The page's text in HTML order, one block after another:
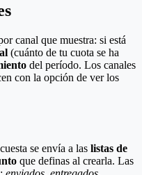
canal que muestra: si está
(cuánto de tu cuota se ha
del período. Los canales
con la opción de ver los
se envía a las listas de
que definas al crearla. Las